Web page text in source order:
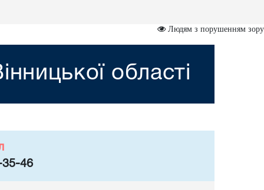
Людям з порушенням зору
області
35-46